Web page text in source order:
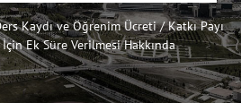
Kaydı ve Öğrenim Ücreti / Katkı Payı
Ek Süre Verilmesi Hakkında